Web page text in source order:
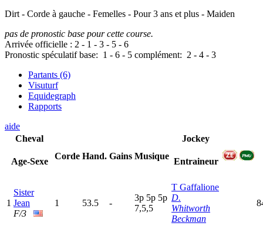
Dirt - Corde à gauche - Femelles - Pour 3 ans et plus - Maiden
pas de pronostic base pour cette course.
Arrivée officielle : 2 - 1 - 3 - 5 - 6
Pronostic spéculatif base: 1 - 6 - 5 complément: 2 - 4 - 3
Partants (6)
Visuturf
Equidegraph
Rapports
aide
Cheval
Age-Sexe
Corde Hand. Gains Musique
Jockey
Entraineur
1
Sister
Jean
F/3
1 53.5 -
3p 5p 5p
7,5,5
T Gaffalione
D.
Whitworth
Beckman